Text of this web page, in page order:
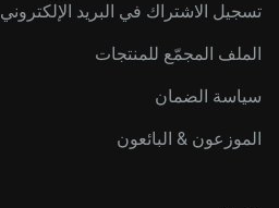
تسجيل الاشتراك في البريد الإلكتروني
الملف المجمّع للمنتجات
سياسة الضمان
الموزعون & البائعون